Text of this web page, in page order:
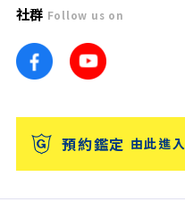
團隊
車訊網
台灣優良中古車商大獎
找好店
找海外車
消費者評價
保固
廣告合作
社群 Follow us on
預約鑑定 由此進入